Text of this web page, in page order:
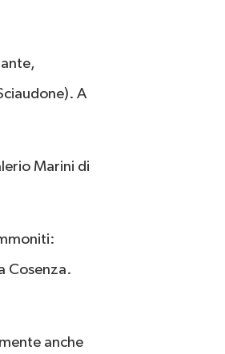
A
Marini di
Cosenza.
anche